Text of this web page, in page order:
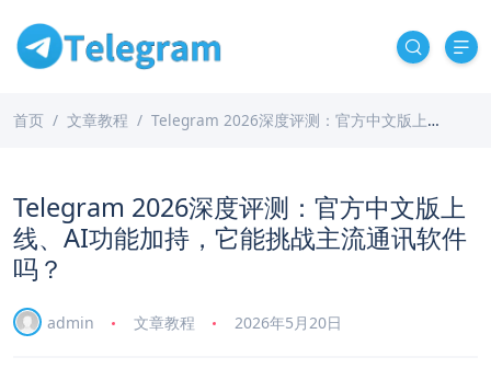
首页 文章教程 Telegram 2026深度评测：官方中文版上线、AI功能加持，它能挑战主流通讯软件吗？
Telegram 2026深度评测：官方中文版上
线、AI功能加持，它能挑战主流通讯软件
吗？
admin 文章教程 2026年5月20日